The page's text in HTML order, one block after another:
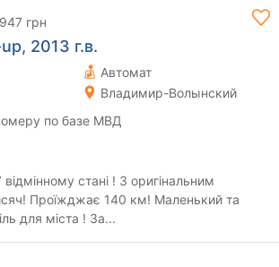
грн
2013 г.в.
Автомат
Владимир-Волынский
по базе МВД
стані ! З оригінальним
Проїжджає 140 км! Маленький та
для міста ! За...